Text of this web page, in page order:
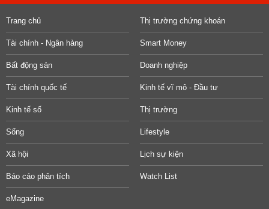
Trang chủ Thị trường chứng khoán
Tài chính - Ngân hàng Smart Money
Bất động sản Doanh nghiệp
Tài chính quốc tế Kinh tế vĩ mô - Đầu tư
Kinh tế số Thị trường
Sống Lifestyle
Xã hội Lịch sự kiện
Báo cáo phân tích Watch List
eMagazine